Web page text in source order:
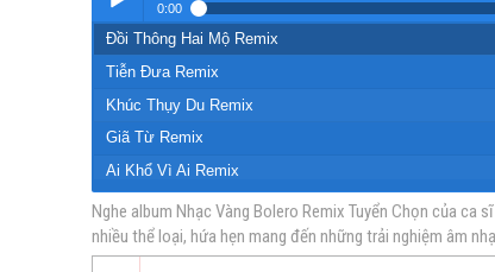
Nhạc
vàng
0:00
Đồi Thông Hai Mộ Remix
Tiễn Đưa Remix
Khúc Thụy Du Remix
Giã Từ Remix
Ai Khổ Vì Ai Remix
Chuyến Tàu Hoàng Hôn Remix
Biển Tình Remix
Nghe album Nhạc Vàng Bolero Remix Tuyển Chọn của ca
nhiều thể loại, hứa hẹn mang đến những trải nghiệm âm